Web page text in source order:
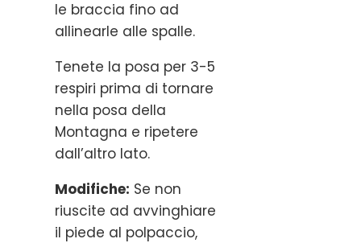
le braccia fino ad
allinearle alle spalle.
Tenete la posa per 3-5
respiri prima di tornare
nella posa della
Montagna e ripetere
dall’altro lato.
Modifiche: Se non
riuscite ad avvinghiare
il piede al polpaccio,